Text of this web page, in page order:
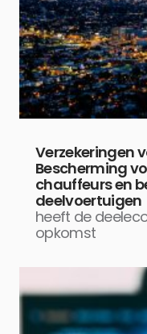
Verzekeringen
Bescherming
chauffeurs en
deelvoertuigen
heeft de
opkomst